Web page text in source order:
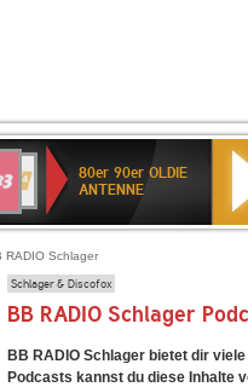
80er 90er OLDIE
ANTENNE
RADIO Schlager
Schlager & Discofox
BB RADIO Schlager
BB RADIO Schlager bietet dir
Podcasts kannst du diese Inhalte